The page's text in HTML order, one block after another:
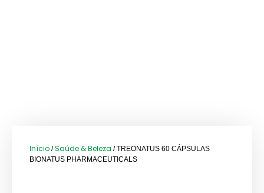
Início /Saúde & Beleza / TREONATUS 60 CÁPSULAS
BIONATUS PHARMACEUTICALS